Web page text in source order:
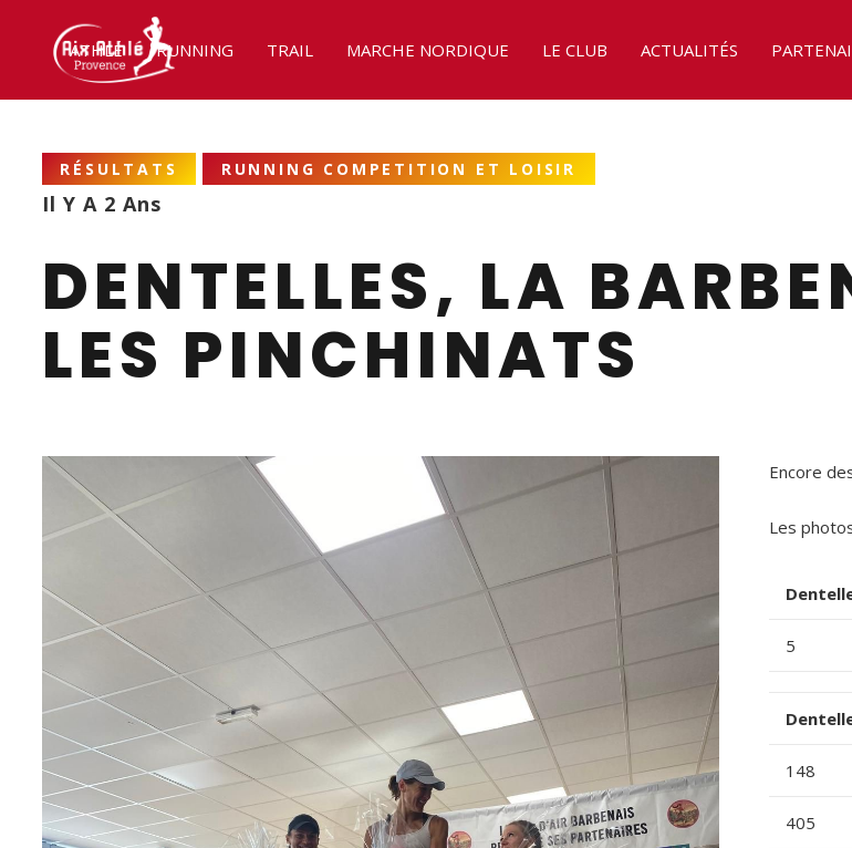
ATHLÉ RUNNING TRAIL MARCHE NORDIQUE LE CLUB ACTUALITÉS
RÉSULTATS RUNNING COMPETITION ET LOISIR
Il Y A 2 Ans
DENTELLES, LA
LES PINCHINATS
Encore
Les
5
148
405